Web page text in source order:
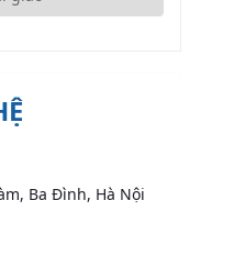
Ba Đình, Hà Nội